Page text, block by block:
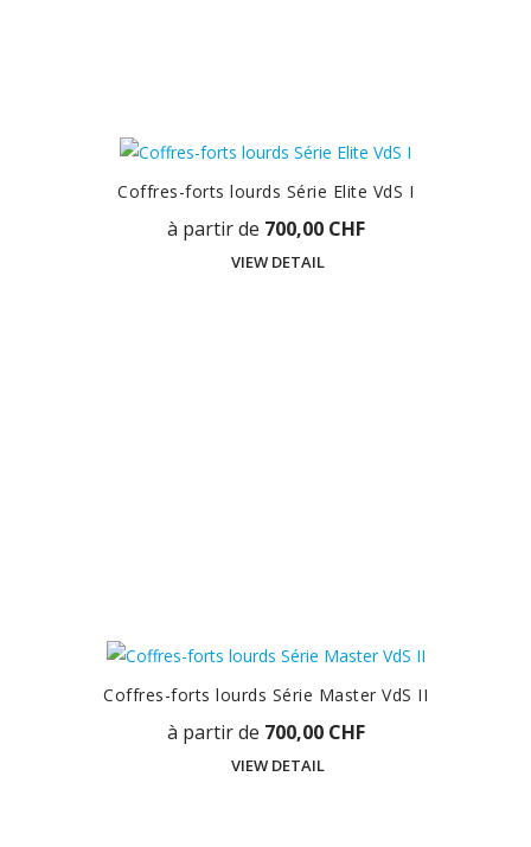
Coffres-forts lourds Série Elite VdS I
à partir de 700,00 CHF
VIEW DETAIL
Coffres-forts lourds Série Master VdS II
à partir de 700,00 CHF
VIEW DETAIL